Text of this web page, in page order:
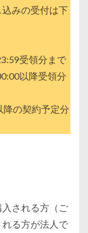
みの受付は下
受領分まで
以降受領分
契約予定分
される方（ご
る方が法人で